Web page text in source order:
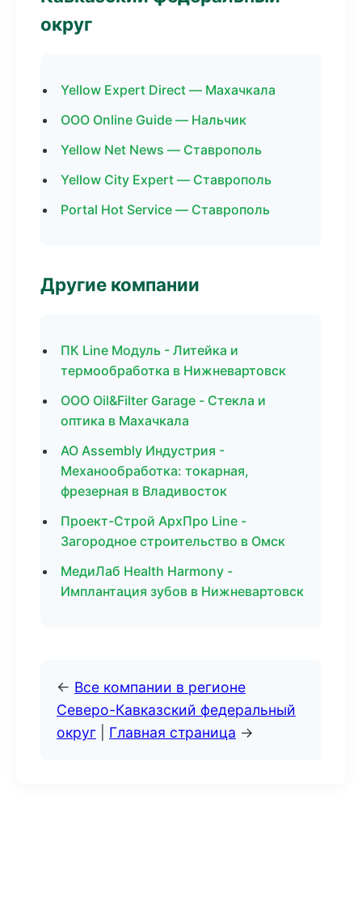
округ
Yellow Expert Direct — Махачкала
ООО Online Guide — Нальчик
Yellow Net News — Ставрополь
Yellow City Expert — Ставрополь
Portal Hot Service — Ставрополь
Другие компании
ПК Line Модуль - Литейка и
термообработка в Нижневартовск
ООО Oil&Filter Garage - Стекла и
оптика в Махачкала
АО Assembly Индустрия -
Механообработка: токарная,
фрезерная в Владивосток
Проект-Строй АрхПро Line -
Загородное строительство в Омск
МедиЛаб Health Harmony -
Имплантация зубов в Нижневартовск
← Все компании в регионе
Северо-Кавказский федеральный
округ
Главная страница →